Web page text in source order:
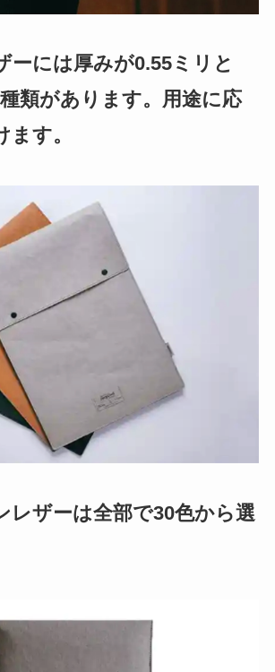
ーには厚みが0.55ミリと
類があります。用途に応
ます。
レザーは全部で30色から選